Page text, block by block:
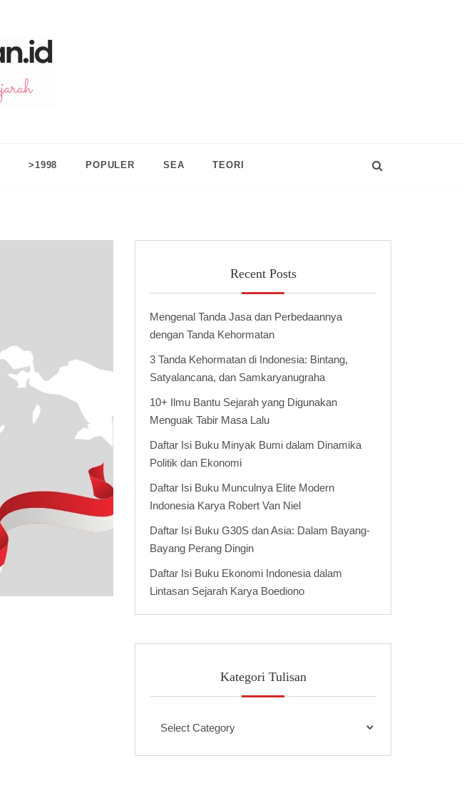
>1998 POPULER SEA TEORI
Recent Posts
Mengenal Tanda Jasa dan Perbedaannya
dengan Tanda Kehormatan
3 Tanda Kehormatan di Indonesia: Bintang,
Satyalancana, dan Samkaryanugraha
10+ Ilmu Bantu Sejarah yang Digunakan
Menguak Tabir Masa Lalu
Daftar Isi Buku Minyak Bumi dalam Dinamika
Politik dan Ekonomi
Daftar Isi Buku Munculnya Elite Modern
Indonesia Karya Robert Van Niel
Daftar Isi Buku G30S dan Asia: Dalam Bayang-
Bayang Perang Dingin
Daftar Isi Buku Ekonomi Indonesia dalam
Lintasan Sejarah Karya Boediono
Kategori Tulisan